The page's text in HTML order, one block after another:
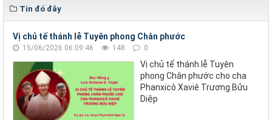
Tin đó đây
Vị chủ tế thánh lễ Tuyên phong Chân phước
15/06/2026 06:09:46 148 0
Vị chủ tế thánh lễ Tuyên
phong Chân phước cho cha
Phanxicô Xaviê Trương Bửu
Diệp